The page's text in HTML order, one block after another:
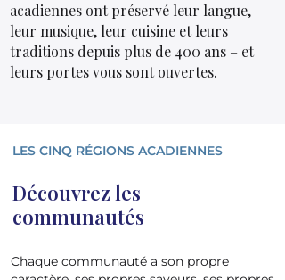
acadiennes ont préservé leur langue,
leur musique, leur cuisine et leurs
traditions depuis plus de 400 ans – et
leurs portes vous sont ouvertes.
LES CINQ RÉGIONS ACADIENNES
Découvrez les
communautés
Chaque communauté a son propre